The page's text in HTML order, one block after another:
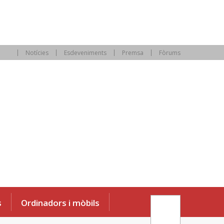
Notícies Esdeveniments Premsa Fòrums
Ordinadors i mòbils